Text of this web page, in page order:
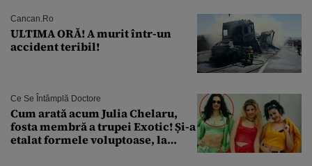
Cancan.ro
ULTIMA ORĂ! A murit într-un
accident teribil!
Ce Se Întâmplă Doctore
Cum arată acum Julia Chelaru,
fosta membră a trupei Exotic! Și-a
etalat formele voluptoase, la